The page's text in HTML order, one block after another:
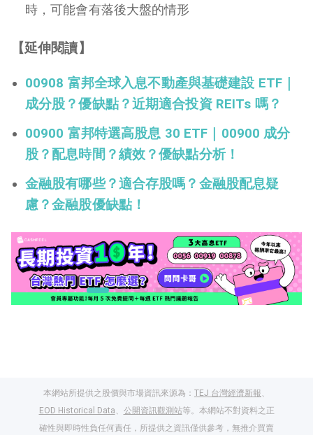
時，可能會有落後大盤的情形
【延伸閱讀】
00908 富邦全球入息不動產與基礎建設 ETF｜
成分股？優缺點？近期適合投資 REITs 嗎？
00900 富邦特選高股息 30 ETF｜00900 成分
股？配息時間？績效？優缺點分析！
金融股有哪些？適合存股嗎？金融股配息疑
慮？金融股優缺點！
本網站所提供之股價與市場資訊來源為： TEJ 台灣經濟新報
EOD Historical Data
公開資訊觀測站等。本網站不對資料之正
確性與即時性負任何責任，所提供之資訊僅供參考，無推介買賣